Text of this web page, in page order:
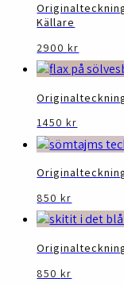
Källare
2900kr
1450kr
850kr
850kr